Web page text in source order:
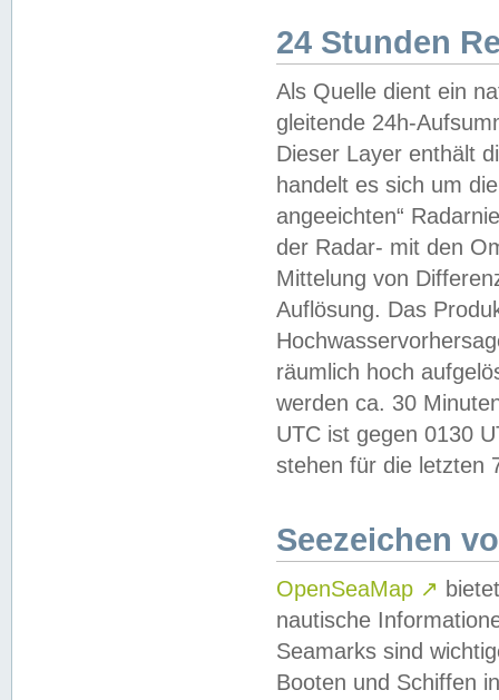
24 Stunden
Als Quelle dient ein
gleitende 24h-
Dieser Layer enthält
handelt es sich um
angeeichten“
der Radar- mit den
Mittelung von
Auflösung. Das
räumlich hoch
werden ca. 30
UTC ist gegen 0130
stehen für die letzten
Seezeichen
OpenSeaMap ↗
nautische
Seamarks sind
Booten und Schiffen